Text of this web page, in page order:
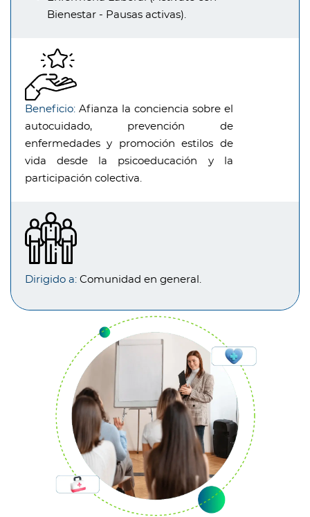
Bienestar - Pausas activas).
Beneficio: Afianza la conciencia sobre el
autocuidado, prevención de
enfermedades y promoción estilos de
vida desde la psicoeducación y la
participación colectiva.
Dirigido a: Comunidad en general.